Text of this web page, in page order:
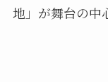
地」が舞台の中